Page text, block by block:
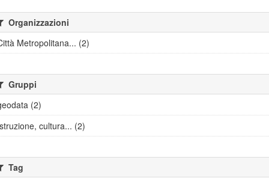
Organizzazioni
Metropolitana... (2)
Gruppi
(2)
cultura... (2)
Tag